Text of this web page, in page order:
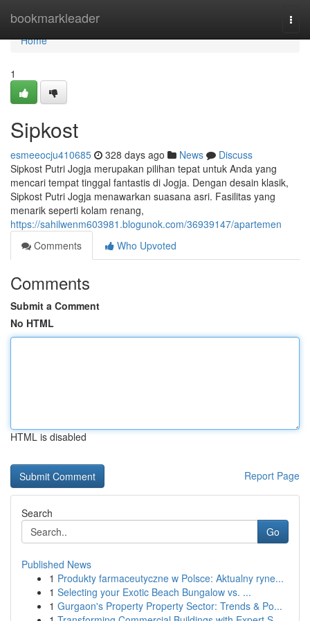
bookmarkleader
Home
Home
1
Sipkost
esmeeocju410685 328 days ago News
Discuss
Sipkost Putri Jogja merupakan pilihan tepat untuk Anda yang
mencari tempat tinggal fantastis di Jogja. Dengan desain klasik,
Sipkost Putri Jogja menawarkan suasana asri. Fasilitas yang
menarik seperti kolam renang,
https://sahilwenm603981.blogunok.com/36939147/apartemen
Comments
Who Upvoted
Comments
Submit a Comment
No HTML
HTML is disabled
Report Page
Search
Go
Published News
1 Produkty farmaceutyczne w Polsce: Aktualny ryne...
1 Selecting your Exotic Beach Bungalow vs. ...
1 Gurgaon's Property Property Sector: Trends & Po...